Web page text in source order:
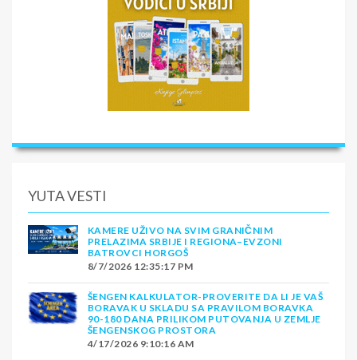
YUTA VESTI
KAMERE UŽIVO NA SVIM GRANIČNIM
PRELAZIMA SRBIJE I REGIONA–EVZONI
BATROVCI HORGOŠ
8/7/2026 12:35:17 PM
ŠENGEN KALKULATOR-PROVERITE DA LI JE VAŠ
BORAVAK U SKLADU SA PRAVILOM BORAVKA
90-180 DANA PRILIKOM PUTOVANJA U ZEMLJE
ŠENGENSKOG PROSTORA
4/17/2026 9:10:16 AM